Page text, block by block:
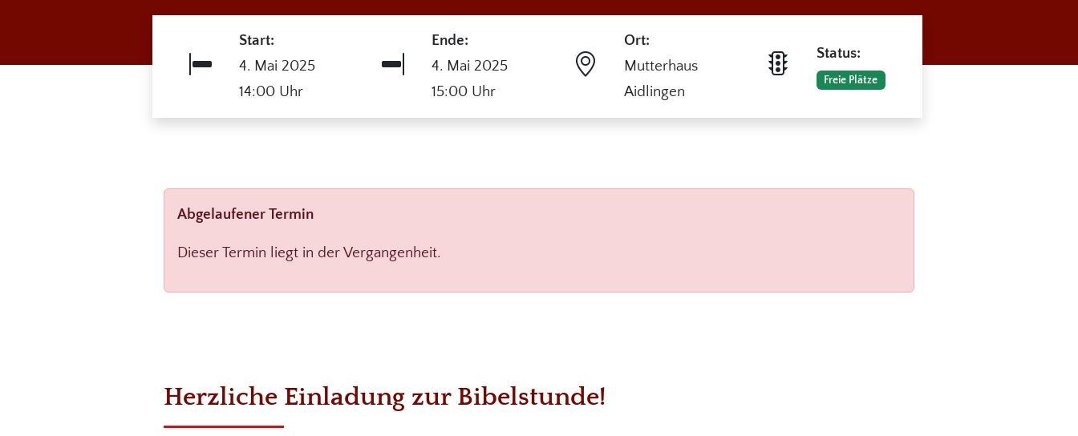
Start:
4. Mai 2025
14:00 Uhr
Ende:
4. Mai 2025
15:00 Uhr
Ort:
Mutterhaus
Aidlingen
Status:
Freie Plätze
Abgelaufener Termin
Dieser Termin liegt in der Vergangenheit.
Herzliche Einladung zur Bibelstunde!